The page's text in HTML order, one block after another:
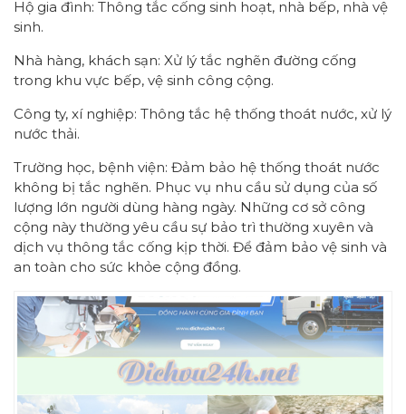
Hộ gia đình: Thông tắc cống sinh hoạt, nhà bếp, nhà vệ
sinh.
Nhà hàng, khách sạn: Xử lý tắc nghẽn đường cống
trong khu vực bếp, vệ sinh công cộng.
Công ty, xí nghiệp: Thông tắc hệ thống thoát nước, xử lý
nước thải.
Trường học, bệnh viện: Đảm bảo hệ thống thoát nước
không bị tắc nghẽn. Phục vụ nhu cầu sử dụng của số
lượng lớn người dùng hàng ngày. Những cơ sở công
cộng này thường yêu cầu sự bảo trì thường xuyên và
dịch vụ thông tắc cống kịp thời. Để đảm bảo vệ sinh và
an toàn cho sức khỏe cộng đồng.